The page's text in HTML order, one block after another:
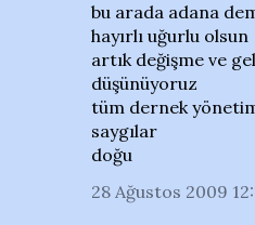
bu arada adana
hayırlı uğurlu olsun
artık değişme ve
düşünüyoruz
tüm dernek
saygılar
doğu
28 Ağustos 2009